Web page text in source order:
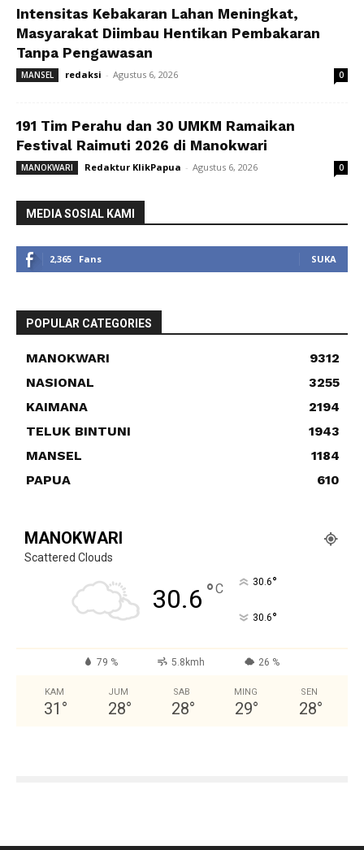
Intensitas Kebakaran Lahan Meningkat,
Masyarakat Diimbau Hentikan Pembakaran
Tanpa Pengawasan
MANSEL redaksi - Agustus 6, 2026 0
191 Tim Perahu dan 30 UMKM Ramaikan
Festival Raimuti 2026 di Manokwari
MANOKWARI Redaktur KlikPapua - Agustus 6, 2026 0
MEDIA SOSIAL KAMI
2,365 Fans SUKA
POPULAR CATEGORIES
MANOKWARI
9312
NASIONAL
3255
KAIMANA
2194
TELUK BINTUNI
1943
MANSEL
1184
PAPUA
610
MANOKWARI
Scattered Clouds
30.6 °C 30.6°
30.6°
79 % 5.8kmh 26 %
KAM
31 °
JUM
28°
SAB
28°
MING
29°
SEN
28°